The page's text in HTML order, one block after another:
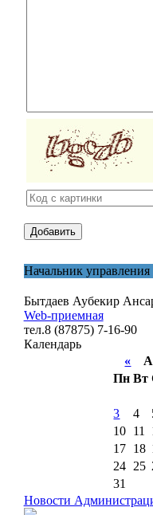
Начальник управления
Бытдаев Аубекир
Web-приемная
тел.8 (87875) 7-16-90
Календарь
«
Пн Вт
3
4
10 11
17 18
24 25
31
Новости